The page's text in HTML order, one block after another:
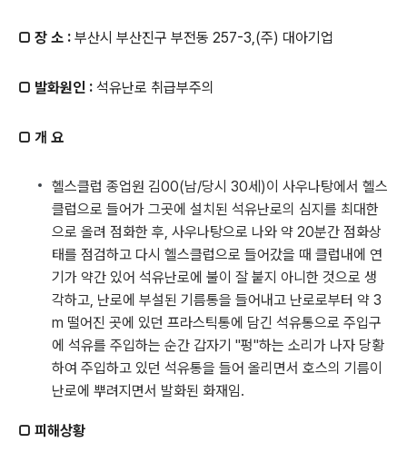
□ 장 소 : 부산시 부산진구 부전동 257-3,(주) 대아기업
□ 발화원인 : 석유난로 취급부주의
□ 개 요
헬스클럽 종업원 김00(남/당시 30세)이 사우나탕에서 헬스
클럽으로 들어가 그곳에 설치된 석유난로의 심지를 최대한
으로 올려 점화한 후, 사우나탕으로 나와 약 20분간 점화상
태를 점검하고 다시 헬스클럽으로 들어갔을 때 클럽내에 연
기가 약간 있어 석유난로에 불이 잘 붙지 아니한 것으로 생
각하고, 난로에 부설된 기름통을 들어내고 난로로부터 약 3
m 떨어진 곳에 있던 프라스틱통에 담긴 석유통으로 주입구
에 석유를 주입하는 순간 갑자기 "펑"하는 소리가 나자 당황
하여 주입하고 있던 석유통을 들어 올리면서 호스의 기름이
난로에 뿌려지면서 발화된 화재임.
□ 피해상황